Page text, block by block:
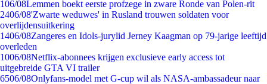
106/08Lemmen boekt eerste profzege in zware Ronde van Polen-rit
2406/08'Zwarte weduwes' in Rusland trouwen soldaten voor
overlijdensuitkering
1406/08Zangeres en Idols-jurylid Jerney Kaagman op 79-jarige leeftijd
overleden
1006/08Netflix-abonnees krijgen exclusieve early access tot
uitgebreide GTA VI trailer
6506/08Onlyfans-model met G-cup wil als NASA-ambassadeur naar